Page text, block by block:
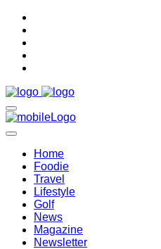
Home
Foodie
Travel
Lifestyle
Golf
News
Magazine
Newsletter